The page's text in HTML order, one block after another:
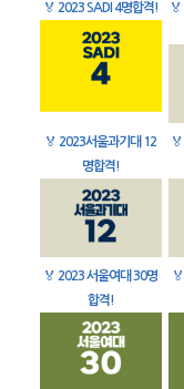
🏅 2023 SADI 4명합격! 🏅
🏅 2023서울과기대 12
명합격!
🏅
🏅 2023 서울여대 30명
합격!
🏅